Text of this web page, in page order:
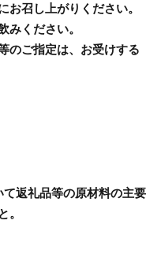
召し上がりください。
ください。
のご指定は、お受けする
返礼品等の原材料の主要
。